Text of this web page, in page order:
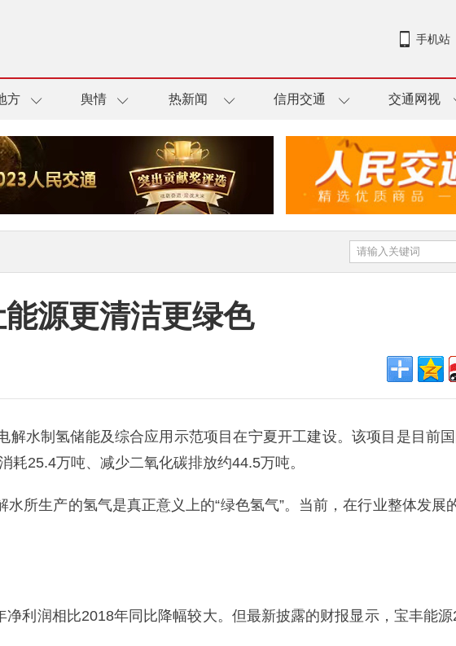
手机站
方 舆情 热新闻 信用交通 交通网视
源更清洁更绿色
水制氢储能及综合应用示范项目在宁夏开工建设。该项目是目前国
25.4万吨、减少二氧化碳排放约44.5万吨。
所生产的氢气是真正意义上的“绿色氢气”。当前，在行业整体发展
利润相比2018年同比降幅较大。但最新披露的财报显示，宝丰能